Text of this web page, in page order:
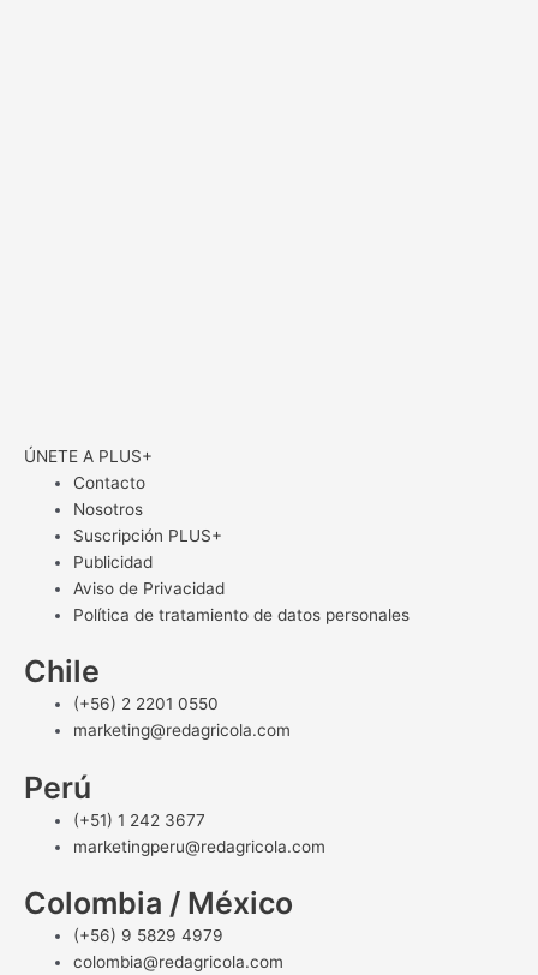
ÚNETE A PLUS+
Contacto
Nosotros
Suscripción PLUS+
Publicidad
Aviso de Privacidad
Política de tratamiento de datos personales
Chile
(+56) 2 2201 0550
marketing@redagricola.com
Perú
(+51) 1 242 3677
marketingperu@redagricola.com
Colombia / México
(+56) 9 5829 4979
colombia@redagricola.com